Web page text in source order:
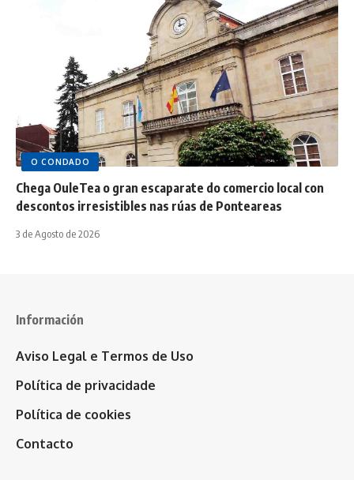
O CONDADO
Chega OuleTea o gran escaparate do comercio local con
descontos irresistibles nas rúas de Ponteareas
3 de Agosto de 2026
Información
Aviso Legal e Termos de Uso
Política de privacidade
Política de cookies
Contacto